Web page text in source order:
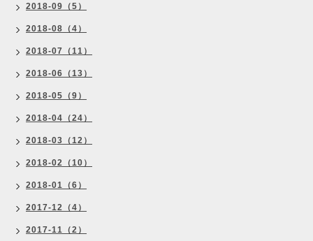
2018-09（5）
2018-08（4）
2018-07（11）
2018-06（13）
2018-05（9）
2018-04（24）
2018-03（12）
2018-02（10）
2018-01（6）
2017-12（4）
2017-11（2）